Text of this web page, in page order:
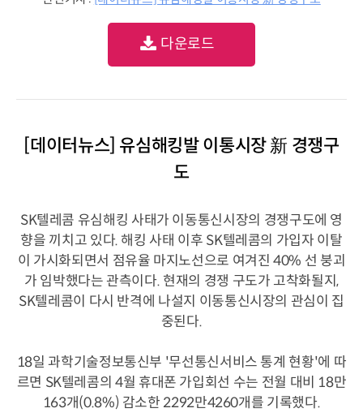
다운로드
[데이터뉴스] 유심해킹발 이통시장 新 경쟁구
도
SK텔레콤 유심해킹 사태가 이동통신시장의 경쟁구도에 영
향을 끼치고 있다. 해킹 사태 이후 SK텔레콤의 가입자 이탈
이 가시화되면서 점유율 마지노선으로 여겨진 40% 선 붕괴
가 임박했다는 관측이다. 현재의 경쟁 구도가 고착화될지,
SK텔레콤이 다시 반격에 나설지 이동통신시장의 관심이 집
중된다.
18일 과학기술정보통신부 '무선통신서비스 통계 현황'에 따
르면 SK텔레콤의 4월 휴대폰 가입회선 수는 전월 대비 18만
163개(0.8%) 감소한 2292만4260개를 기록했다.